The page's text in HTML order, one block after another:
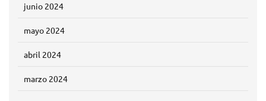
junio 2024
mayo 2024
abril 2024
marzo 2024